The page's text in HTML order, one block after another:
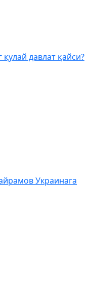
давлат қайси?
Украинага